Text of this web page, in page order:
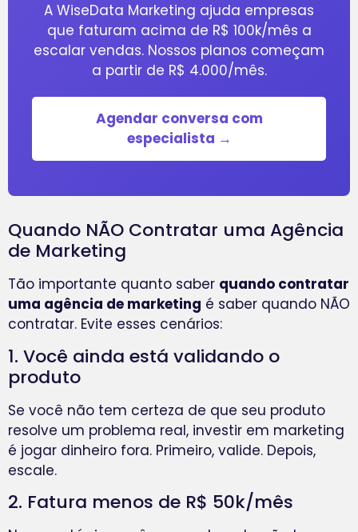
A WiseData Marketing ajuda empresas
que faturam acima de R$ 100k/mês a
escalar vendas. Nossos planos começam
a partir de R$ 4.000/mês.
Agendar conversa com
especialista →
Quando NÃO Contratar uma Agência
de Marketing
Tão importante quanto saber quando contratar
uma agência de marketing é saber quando NÃO
contratar. Evite esses cenários:
1. Você ainda está validando o
produto
Se você não tem certeza de que seu produto
resolve um problema real, investir em marketing
é jogar dinheiro fora. Primeiro, valide. Depois,
escale.
2. Fatura menos de R$ 50k/mês